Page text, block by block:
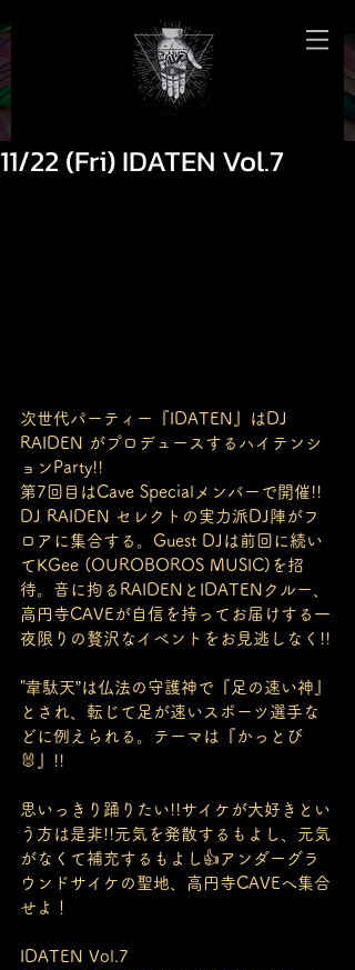
11/22 (Fri) IDATEN Vol.7
次世代パーティー『IDATEN』はDJ
RAIDEN がプロデュースするハイテンシ
ョンParty!!
第7回目はCave Specialメンバーで開催!!
DJ RAIDEN セレクトの実力派DJ陣がフ
ロアに集合する。Guest DJは前回に続い
てKGee (OUROBOROS MUSIC)を招
待。音に拘るRAIDENとIDATENクルー、
高円寺CAVEが自信を持ってお届けする一
夜限りの贅沢なイベントをお見逃しなく!!
"韋駄天”は仏法の守護神で『足の速い神』
とされ、転じて足が速いスポーツ選手な
どに例えられる。テーマは『かっとび
🐰』!!
思いっきり踊りたい!!サイケが大好きとい
う方は是非!!元気を発散するもよし、元気
がなくて補充するもよし👍アンダーグラ
ウンドサイケの聖地、高円寺CAVEへ集合
せよ！
IDATEN Vol.7